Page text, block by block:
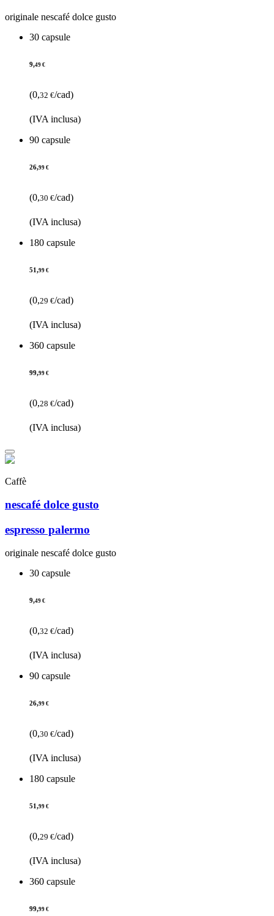
originale nescafé dolce gusto
30 capsule
9,49 €
(0,32 €/cad)
(IVA inclusa)
90 capsule
26,99 €
(0,30 €/cad)
(IVA inclusa)
180 capsule
51,99 €
(0,29 €/cad)
(IVA inclusa)
360 capsule
99,99 €
(0,28 €/cad)
(IVA inclusa)
Caffè
nescafé dolce gusto
espresso palermo
originale nescafé dolce gusto
30 capsule
9,49 €
(0,32 €/cad)
(IVA inclusa)
90 capsule
26,99 €
(0,30 €/cad)
(IVA inclusa)
180 capsule
51,99 €
(0,29 €/cad)
(IVA inclusa)
360 capsule
99,99 €